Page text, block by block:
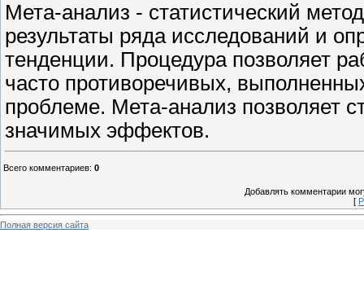
Мета-анализ - статистический
результаты ряда исследований и
тенденции. Процедура позволяет
часто противоречивых,
проблеме. Мета-анализ позволяет
значимых эффектов.
Всего комментариев: 0
Добавлять комментарии
[
Полная версия сайта